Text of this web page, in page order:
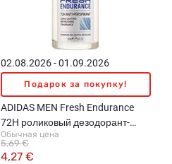
02.08.2026 - 01.09.2026
Подарок за покупку!
ADIDAS MEN Fresh Endurance
72H роликовый дезодорант-
антиперспирант, 50мл
Обычная цена
4,27 €
5,69 €